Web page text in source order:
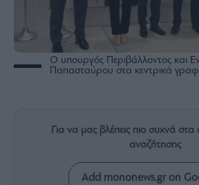
Mononews2030
Άρθρα
Συνεντεύξεις
Ο υπουργός Περιβάλλοντος και
Παπασταύρου στα κεντρικά
Για να μας βλέπεις πιο συχνά
αναζήτησης
Add mononews.gr on